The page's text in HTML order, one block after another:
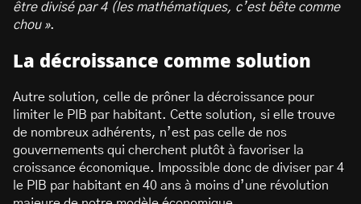
être divisé par 4 (les mathématiques, c’est bête comme
chou ».
La décroissance comme solution
Autre solution, celle de prôner la décroissance pour
limiter le PIB par habitant. Cette solution, si elle trouve
de nombreux adhérents, n’est pas celle de nos
gouvernements qui cherchent plutôt à favoriser la
croissance économique. Impossible donc de diviser par 4
le PIB par habitant en 40 ans à moins d’une révolution